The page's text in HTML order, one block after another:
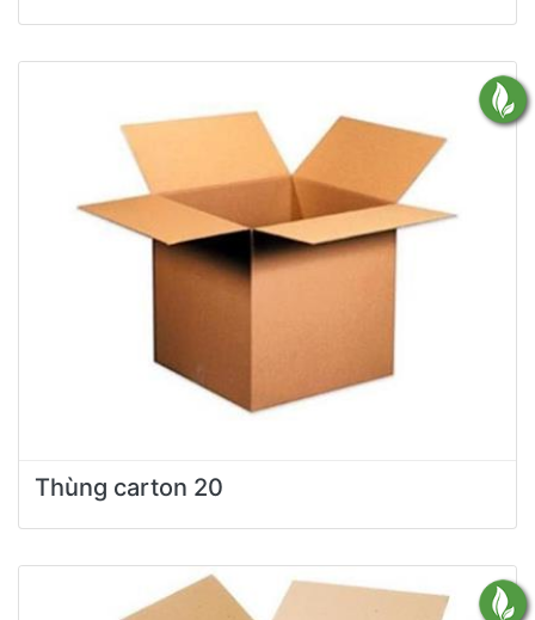
Thùng carton 20